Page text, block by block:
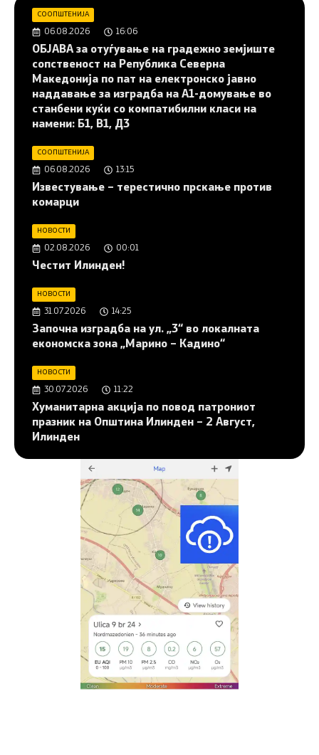
СООПШТЕНИЈА
06.08.2026 16:06
ОБЈАВА за отуѓување на градежно земјиште
сопственост на Република Северна
Македонија по пат на електронско јавно
наддавање за изградба на A1-домување во
станбени куќи со компатибилни класи на
намени: Б1, В1, Д3
СООПШТЕНИЈА
06.08.2026 13:15
Известување – терестично прскање против
комарци
НОВОСТИ
02.08.2026 00:01
Честит Илинден!
НОВОСТИ
31.07.2026 14:25
Започна изградба на ул. „3“ во локалната
економска зона „Марино – Кадино“
НОВОСТИ
30.07.2026 11:22
Хуманитарна акција по повод патрониот
празник на Општина Илинден – 2 Август,
Илинден